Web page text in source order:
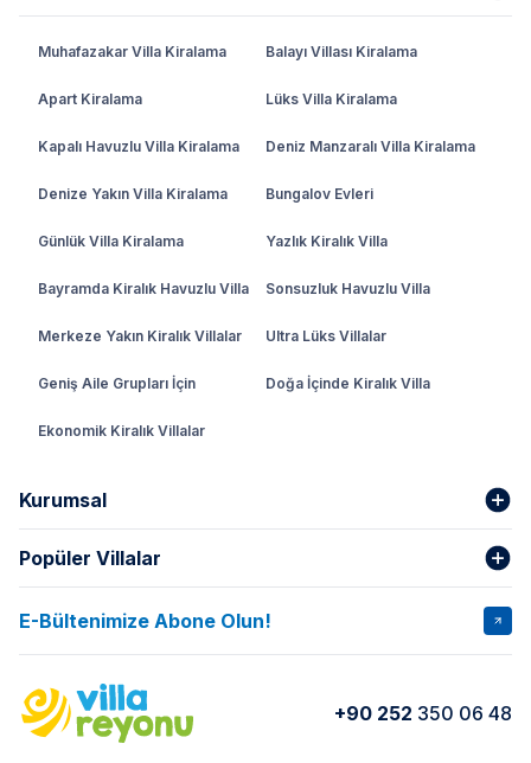
Muhafazakar Villa Kiralama Balayı Villası Kiralama
Apart Kiralama Lüks Villa Kiralama
Kapalı Havuzlu Villa Kiralama Deniz Manzaralı Villa Kiralama
Denize Yakın Villa Kiralama Bungalov Evleri
Günlük Villa Kiralama Yazlık Kiralık Villa
Bayramda Kiralık Havuzlu Villa Sonsuzluk Havuzlu Villa
Merkeze Yakın Kiralık Villalar Ultra Lüks Villalar
Geniş Aile Grupları İçin Doğa İçinde Kiralık Villa
Ekonomik Kiralık Villalar
Kurumsal
Hakkımızda
İptal Şartları Banka Hesapları
Kurumsal Blog
Yorumlar Nasıl Kiralarım
Popüler Villalar
VİLLA SALKIM VİLLA SLAY 1
VİLLA OLENNA 1 VİLLA MERT
E-Bültenimize Abone Olun!
+90 252 350 06 48